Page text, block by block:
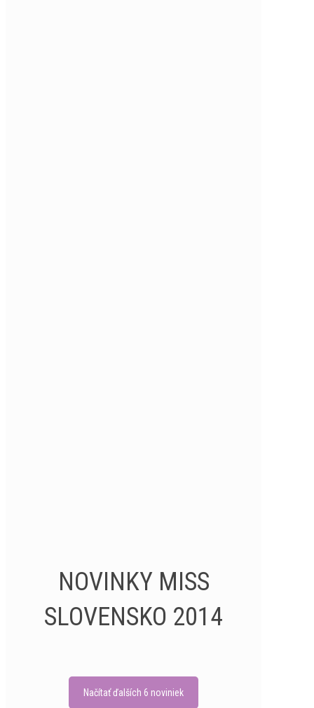
NOVINKY MISS
SLOVENSKO 2014
Načítať ďalších 6 noviniek